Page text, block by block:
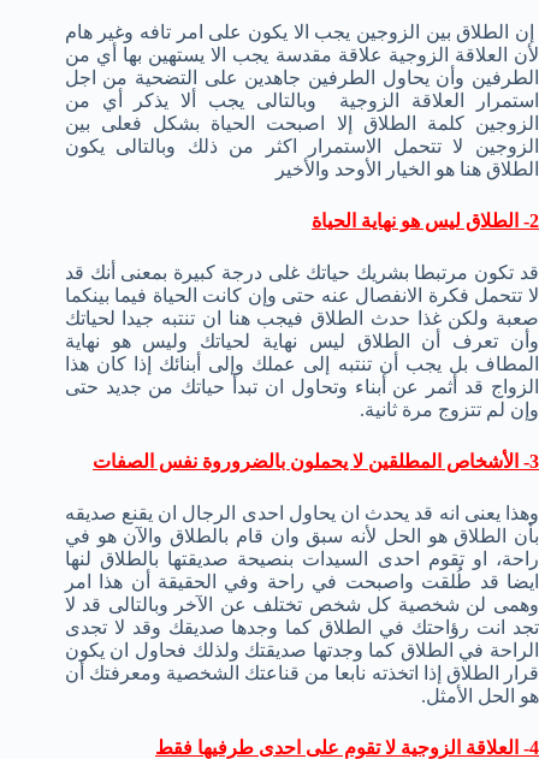
إن الطلاق بين الزوجين يجب الا يكون على امر تافه وغير هام
لأن العلاقة الزوجية علاقة مقدسة يجب الا يستهين بها أي من
الطرفين وأن يحاول الطرفين جاهدين على التضحية من اجل
استمرار العلاقة الزوجية وبالتالى يجب ألا يذكر أي من
الزوجين كلمة الطلاق إلا اصبحت الحياة بشكل فعلى بين
الزوجين لا تتحمل الاستمرار اكثر من ذلك وبالتالى يكون
الطلاق هنا هو الخيار الأوحد والأخير
2- الطلاق ليس هو نهاية الحياة
قد تكون مرتبطا بشريك حياتك غلى درجة كبيرة بمعنى أنك قد
لا تتحمل فكرة الانفصال عنه حتى وإن كانت الحياة فيما بينكما
صعبة ولكن غذا حدث الطلاق فيجب هنا ان تنتبه جيدا لحياتك
وأن تعرف أن الطلاق ليس نهاية لحياتك وليس هو نهاية
المطاف بل يجب أن تنتبه إلى عملك وإلى أبنائك إذا كان هذا
الزواج قد أثمر عن أبناء وتحاول ان تبدأ حياتك من جديد حتى
وإن لم تتزوج مرة ثانية.
3- الأشخاص المطلقين لا يحملون بالضروروة نفس الصفات
وهذا يعنى انه قد يحدث ان يحاول احدى الرجال ان يقنع صديقه
بأن الطلاق هو الحل لأنه سبق وان قام بالطلاق والآن هو في
راحة، او تقوم احدى السيدات بنصيحة صديقتها بالطلاق لنها
ايضا قد طُلقت واصبحت في راحة وفي الحقيقة أن هذا امر
وهمى لن شخصية كل شخص تختلف عن الآخر وبالتالى قد لا
تجد انت رؤاحتك في الطلاق كما وجدها صديقك وقد لا تجدى
الراحة في الطلاق كما وجدتها صديقتك ولذلك فحاول ان يكون
قرار الطلاق إذا اتخذته نابعا من قناعتك الشخصية ومعرفتك أن
هو الحل الأمثل.
4- العلاقة الزوجية لا تقوم على احدى طرفيها فقط